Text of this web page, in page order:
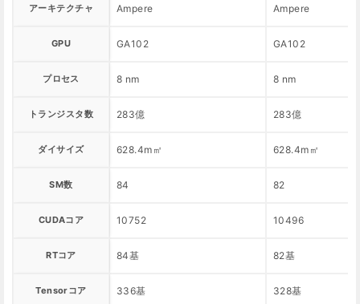
アーキテクチャ Ampere Ampere
GPU GA102 GA102
プロセス 8 nm 8 nm
トランジスタ数 283億 283億
ダイサイズ 628.4m㎡ 628.4m㎡
SM数 84 82
CUDAコア 10752 10496
RTコア 84基 82基
Tensorコア 336基 328基